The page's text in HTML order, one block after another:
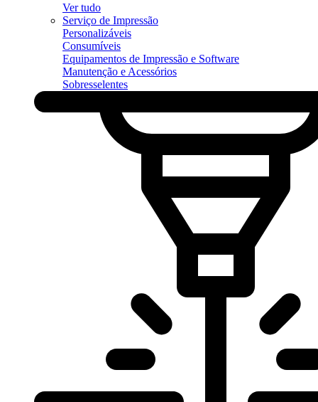
Ver tudo
Serviço de Impressão
Personalizáveis
Consumíveis
Equipamentos de Impressão e Software
Manutenção e Acessórios
Sobresselentes